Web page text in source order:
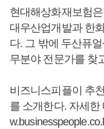
현대해상화재보험
대우산업개발과 한
다. 그 밖에 두산퓨
무분야 전문가를 찾
비즈니스피플이 추
를 소개한다. 자세